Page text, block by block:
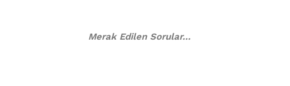
Merak Edilen Sorular…